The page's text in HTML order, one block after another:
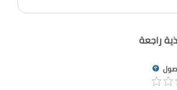
راجعة